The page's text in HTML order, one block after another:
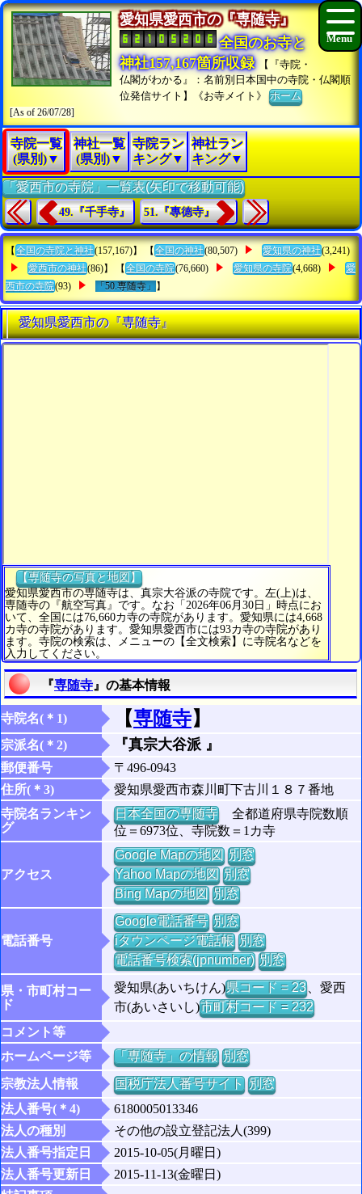
愛知県愛西市の『専随寺』
全国のお寺と
神社157,167箇所収録
【『寺院・
仏閣がわかる』：名前別日本国中の寺院・仏閣順
位発信サイト】《お寺メイト》ホーム
[As of 26/07/28]
寺院一覧
(県別)▼
神社一覧
(県別)▼
寺院ラン
キング▼
神社ラン
キング▼
「愛西市の寺院」一覧表(矢印で移動可能)
49.『千手寺』 51.『專德寺』
【 全国の寺院と神社(157,167)】 【 全国の神社(80,507) 愛知県の神社(3,241)
愛西市の神社(86)】 【 全国の寺院(76,660) 愛知県の寺院(4,668)
愛
西市の寺院(93) 「50.専随寺」 】
愛知県愛西市の『専随寺』
【専随寺の写真と地図】
愛知県愛西市の専随寺は、真宗大谷派の寺院です。左(上)は、
専随寺の『航空写真』です。なお「2026年06月30日」時点にお
いて、全国には76,660カ寺の寺院があります。愛知県には4,668
カ寺の寺院があります。愛知県愛西市には93カ寺の寺院があり
ます。寺院の検索は、メニューの【全文検索】に寺院名などを
入力してください。
『専随寺 』の基本情報
寺院名(＊1) 【専随寺】
宗派名(＊2) 『真宗大谷派 』
郵便番号
〒496-0943
住所(＊3)
愛知県愛西市森川町下古川１８７番地
寺院名ランキン
グ
日本全国の専随寺全都道府県寺院数順
位＝6973位、寺院数＝1カ寺
アクセス
Google Mapの地図 別窓
Yahoo Mapの地図 別窓
Bing Mapの地図 別窓
電話番号
Google電話番号 別窓
iタウンページ電話帳 別窓
電話番号検索(jpnumber) 別窓
県・市町村コー
ド
愛知県(あいちけん)県コード = 23、愛西
市(あいさいし)市町村コード = 232
コメント等
ホームページ等
「専随寺」の情報 別窓
宗教法人情報
国税庁法人番号サイト 別窓
法人番号(＊4)
6180005013346
法人の種別
その他の設立登記法人(399)
法人番号指定日
2015-10-05(月曜日)
法人番号更新日
2015-11-13(金曜日)